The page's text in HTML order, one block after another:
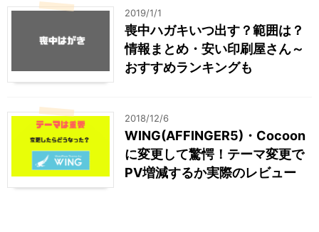
2019/1/1
喪中ハガキいつ出す？範囲は？
情報まとめ・安い印刷屋さん～
おすすめランキングも
2018/12/6
WING(AFFINGER5)・Cocoon
に変更して驚愕！テーマ変更で
PV増減するか実際のレビュー